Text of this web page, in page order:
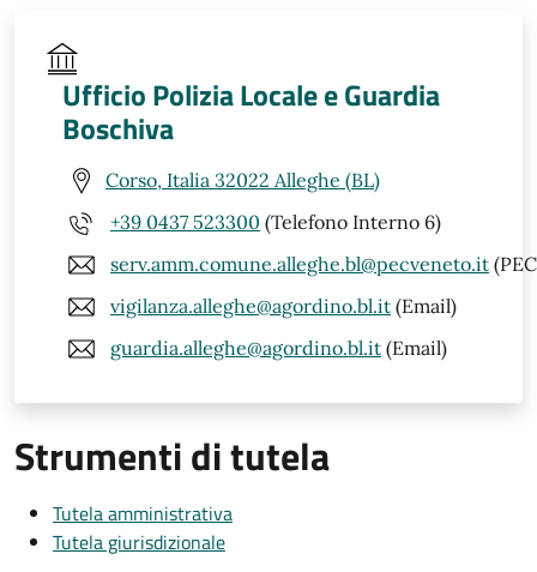
Ufficio Polizia Locale e Guardia
Boschiva
Corso, Italia 32022 Alleghe (BL)
+39 0437 523300 (Telefono Interno 6)
serv.amm.comune.alleghe.bl@pecveneto.it
vigilanza.alleghe@agordino.bl.it (Email)
guardia.alleghe@agordino.bl.it (Email)
Strumenti di tutela
Tutela amministrativa
Tutela giurisdizionale